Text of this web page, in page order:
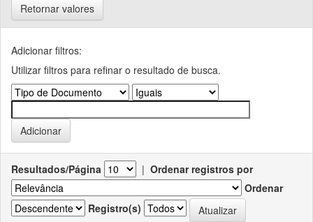
Retornar valores
Adicionar filtros:
Utilizar filtros para refinar o resultado de busca.
Resultados/Página | Ordenar registros por
Ordenar
Registro(s)